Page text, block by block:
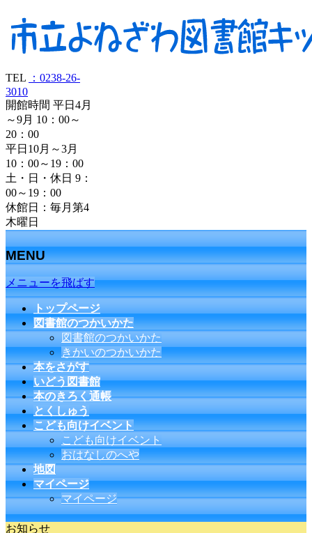
TEL
：0238-26-
3010
開館時間 平日4月
～9月 10：00～
20：00
平日10月～3月
10：00～19：00
土・日・休日 9：
00～19：00
休館日：毎月第4
木曜日
MENU
メニューを飛ばす
トップページ
図書館のつかいかた
図書館のつかいかた
きかいのつかいかた
本をさがす
いどう図書館
本のきろく通帳
とくしゅう
こども向けイベント
こども向けイベント
おはなしのへや
地図
マイページ
マイページ
お知らせ